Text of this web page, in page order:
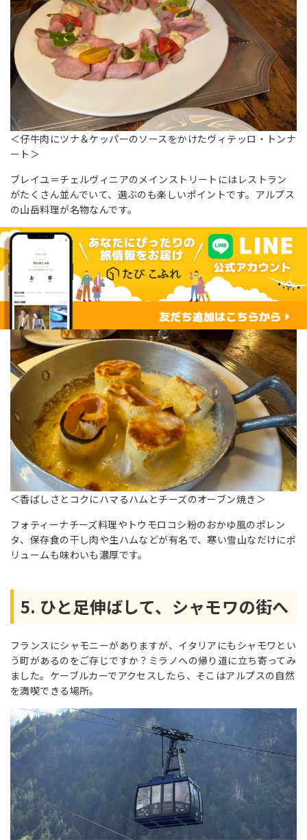
＜仔牛肉にツナ＆ケッパーのソースをかけたヴィテッロ・トンナ
ート＞
ブレイユ＝チェルヴィニアのメインストリートにはレストラン
がたくさん並んでいて、選ぶのも楽しいポイントです。アルプス
の山岳料理が名物なんです。
＜香ばしさとコクにハマるハムとチーズのオーブン焼き＞
フォティーナチーズ料理やトウモロコシ粉のおかゆ風のポレン
タ、保存食の干し肉や生ハムなどが有名で、寒い雪山なだけにボ
リュームも味わいも濃厚です。
5. ひと足伸ばして、シャモワの街へ
フランスにシャモニーがありますが、イタリアにもシャモワとい
う町があるのをご存じですか？ミラノへの帰り道に立ち寄ってみ
ました。ケーブルカーでアクセスしたら、そこはアルプスの自然
を満喫できる場所。